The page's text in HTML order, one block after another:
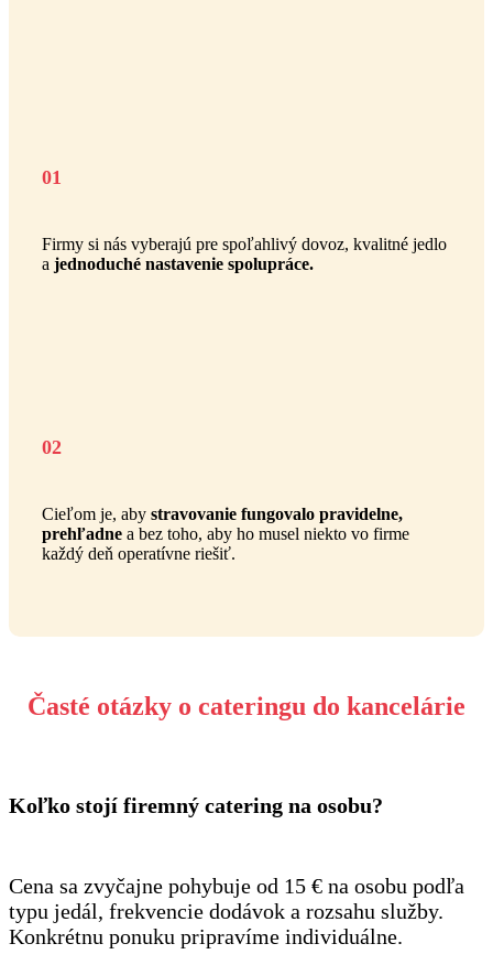
01
Firmy si nás vyberajú pre spoľahlivý dovoz, kvalitné jedlo
a jednoduché nastavenie spolupráce.
02
Cieľom je, aby stravovanie fungovalo pravidelne,
prehľadne a bez toho, aby ho musel niekto vo firme
každý deň operatívne riešiť.
Časté otázky o cateringu do kancelárie
Koľko stojí firemný catering na osobu?
Cena sa zvyčajne pohybuje od 15 € na osobu podľa
typu jedál, frekvencie dodávok a rozsahu služby.
Konkrétnu ponuku pripravíme individuálne.